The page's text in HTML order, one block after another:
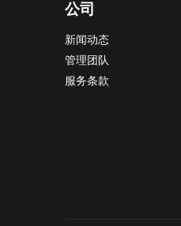
公司
新闻动态
管理团队
服务条款